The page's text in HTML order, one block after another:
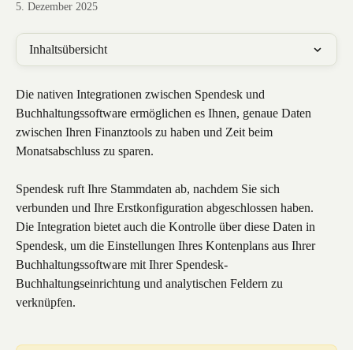
5. Dezember 2025
Inhaltsübersicht
Die nativen Integrationen zwischen Spendesk und
Buchhaltungssoftware ermöglichen es Ihnen, genaue Daten
zwischen Ihren Finanztools zu haben und Zeit beim
Monatsabschluss zu sparen.
Spendesk ruft Ihre Stammdaten ab, nachdem Sie sich
verbunden und Ihre Erstkonfiguration abgeschlossen haben.
Die Integration bietet auch die Kontrolle über diese Daten in
Spendesk, um die Einstellungen Ihres Kontenplans aus Ihrer
Buchhaltungssoftware mit Ihrer Spendesk-
Buchhaltungseinrichtung und analytischen Feldern zu
verknüpfen.